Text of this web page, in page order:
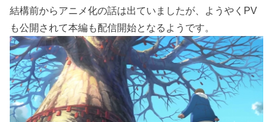
結構前からアニメ化の話は出ていましたが、ようやくPV
も公開されて本編も配信開始となるようです。